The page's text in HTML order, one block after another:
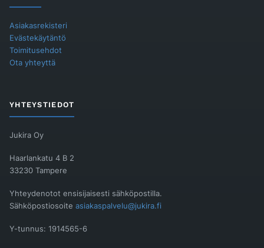
Asiakasrekisteri
Evästekäytäntö
Toimitusehdot
Ota yhteyttä
YHTEYSTIEDOT
Jukira Oy
Haarlankatu 4 B 2
33230 Tampere
Yhteydenotot ensisijaisesti sähköpostilla.
Sähköpostiosoite asiakaspalvelu@jukira.fi
Y-tunnus: 1914565-6